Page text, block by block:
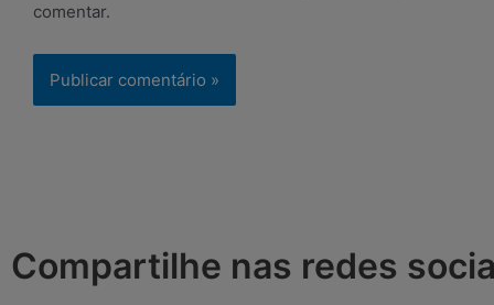
comentar.
Compartilhe nas redes